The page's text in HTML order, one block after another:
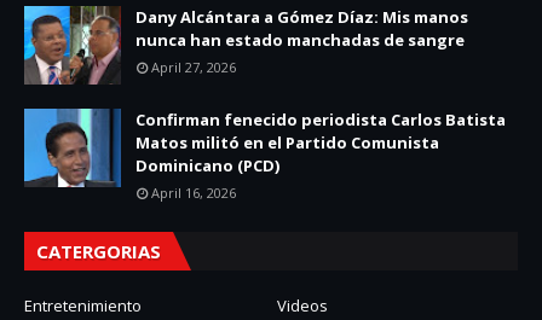
Dany Alcántara a Gómez Díaz: Mis manos
nunca han estado manchadas de sangre
April 27, 2026
Confirman fenecido periodista Carlos Batista
Matos militó en el Partido Comunista
Dominicano (PCD)
April 16, 2026
CATERGORIAS
Entretenimiento
Videos